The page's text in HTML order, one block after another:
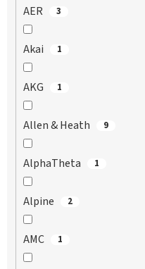
AER 3
Akai 1
AKG 1
Allen & Heath 9
AlphaTheta 1
Alpine 2
AMC 1